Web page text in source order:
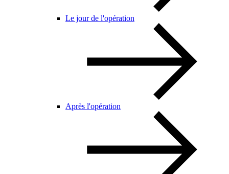
Le jour de l'opération
Après l'opération